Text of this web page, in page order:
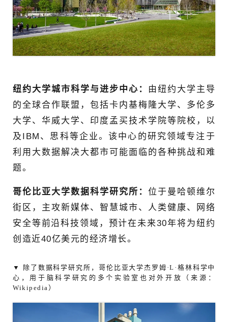
纽约大学城市科学与进步中心：
由纽约大学主导
的全球合作联盟，包括卡内基梅隆大学、多伦多
大学、华威大学、印度孟买技术学院等院校，以
及IBM、思科等企业。该中心的研究领域专注于
利用大数据解决大都市可能面临的各种挑战和难
题。
哥伦比亚大学数据科学研究所： 位于曼哈顿维尔
街区，主攻新媒体、智慧城市、人类健康、网络
安全等前沿科技领域，预计在未来30年将为纽约
创造近40亿美元的经济增长。
▼ 除了数据科学研究所，哥伦比亚大学杰罗姆·L·格林科学中
心，用于脑科学研究的多个实验室也对外开放（来源：
Wikipedia）